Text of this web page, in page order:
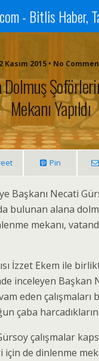
Kasım 2015 • No
Dolmuş
Mekanı Yapıldı
Pin
Başkanı Necati
bulunan alana
mekanı,
İzzet Ekem ile
inceleyen Başkan
eden çalışmaları
çaba
çalışmalar
de dinlenme